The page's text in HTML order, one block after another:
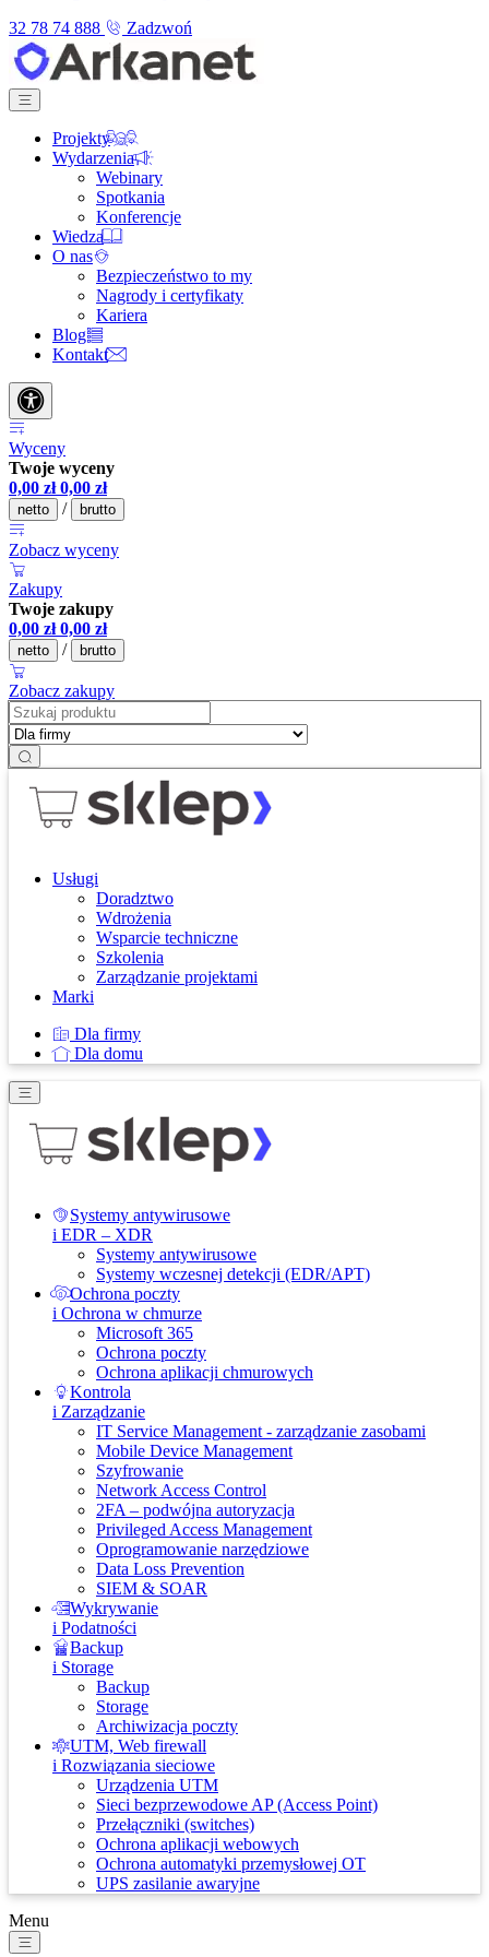
32 78 74 888
Zadzwoń
Projekty
Wydarzenia
Webinary
Spotkania
Konferencje
Wiedza
O nas
Bezpieczeństwo to my
Nagrody i certyfikaty
Kariera
Blog
Kontakt
Wyceny
Twoje wyceny
0,00 zł 0,00 zł
netto / brutto
Zobacz wyceny
Zakupy
Twoje zakupy
0,00 zł 0,00 zł
netto / brutto
Zobacz zakupy
Usługi
Doradztwo
Wdrożenia
Wsparcie techniczne
Szkolenia
Zarządzanie projektami
Marki
Dla firmy
Dla domu
Systemy antywirusowe
i EDR – XDR
Systemy antywirusowe
Systemy wczesnej detekcji (EDR/APT)
Ochrona poczty
i Ochrona w chmurze
Microsoft 365
Ochrona poczty
Ochrona aplikacji chmurowych
Kontrola
i Zarządzanie
IT Service Management - zarządzanie zasobami
Mobile Device Management
Szyfrowanie
Network Access Control
2FA – podwójna autoryzacja
Privileged Access Management
Oprogramowanie narzędziowe
Data Loss Prevention
SIEM & SOAR
Wykrywanie
i Podatności
Backup
i Storage
Backup
Storage
Archiwizacja poczty
UTM, Web firewall
i Rozwiązania sieciowe
Urządzenia UTM
Sieci bezprzewodowe AP (Access Point)
Przełączniki (switches)
Ochrona aplikacji webowych
Ochrona automatyki przemysłowej OT
UPS zasilanie awaryjne
Menu